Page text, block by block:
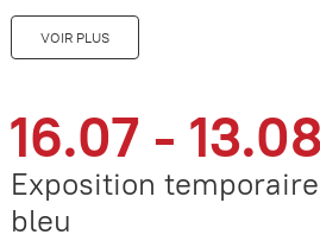
VOIR PLUS
16.07 - 13.08
Exposition
bleu